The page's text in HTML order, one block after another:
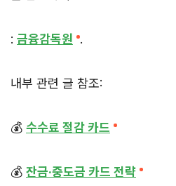
: 금융감독원 .
내부 관련 글 참조:
💰 수수료 절감 카드
💰 잔금·중도금 카드 전략